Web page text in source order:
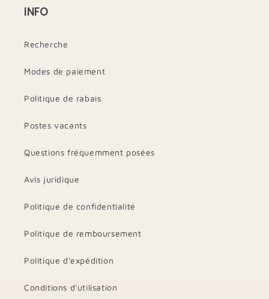
INFO
Recherche
Modes de paiement
Politique de rabais
Postes vacants
Questions fréquemment posées
Avis juridique
Politique de confidentialité
Politique de remboursement
Politique d'expédition
Conditions d'utilisation